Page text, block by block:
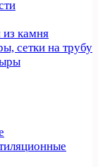
камня
сетки на трубу